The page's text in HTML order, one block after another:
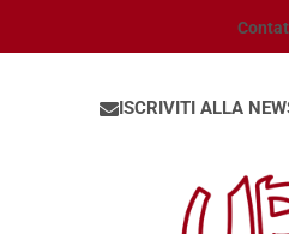
ISCRIVITI ALLA